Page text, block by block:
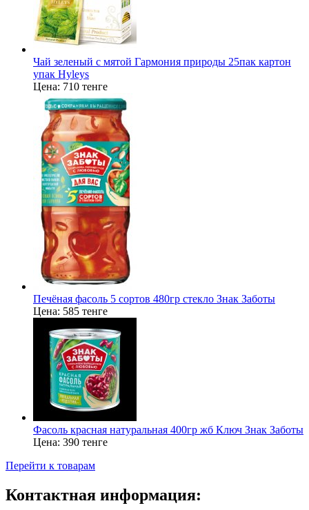
Чай зеленый с мятой Гармония природы 25пак картон
упак Hyleys
Цена: 710 тенге
Печёная фасоль 5 сортов 480гр стекло Знак Заботы
Цена: 585 тенге
Фасоль красная натуральная 400гр жб Ключ Знак Заботы
Цена: 390 тенге
Перейти к товарам
Контактная информация: